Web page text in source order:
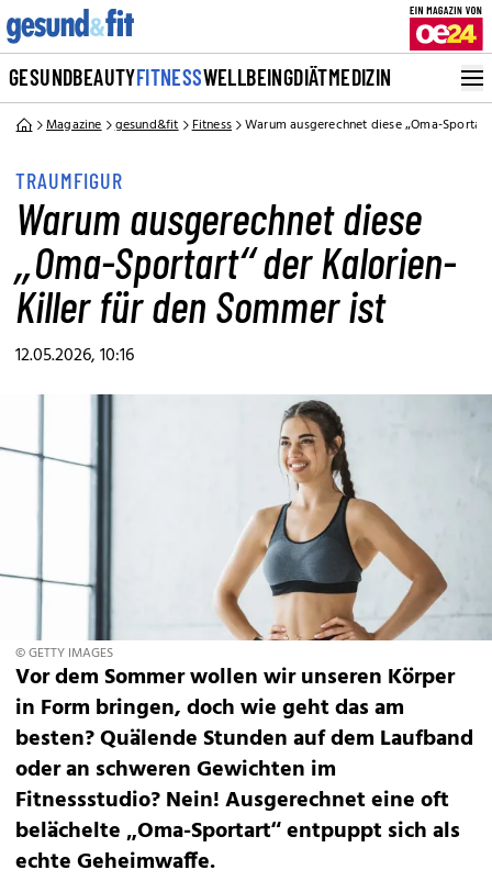
GESUNDBEAUTYFITNESSWELLBEINGDIÄTMEDIZIN
Magazine gesund&fit Fitness Warum ausgerechnet diese „Oma-
TRAUMFIGUR
Warum ausgerechnet diese
„Oma-Sportart“ der Kalorien-
Killer für den Sommer ist
12.05.2026, 10:16
© GETTY IMAGES
Vor dem Sommer wollen wir unseren Körper
in Form bringen, doch wie geht das am
besten? Quälende Stunden auf dem Laufband
oder an schweren Gewichten im
Fitnessstudio? Nein! Ausgerechnet eine oft
belächelte „Oma-Sportart“ entpuppt sich als
echte Geheimwaffe.